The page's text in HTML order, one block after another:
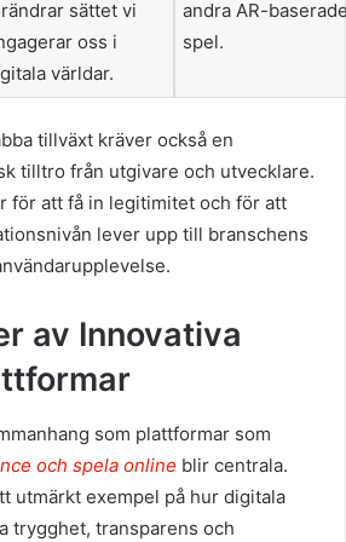
sättet vi
oss i
världar.
andra AR-
spel.
tillväxt kräver också en
tilltro från utgivare och utvecklare.
för att få in legitimitet och för att
lever upp till branschens
av Innovativa
som plattformar som
och spela online blir centrala.
utmärkt exempel på hur digitala
trygghet, transparens och